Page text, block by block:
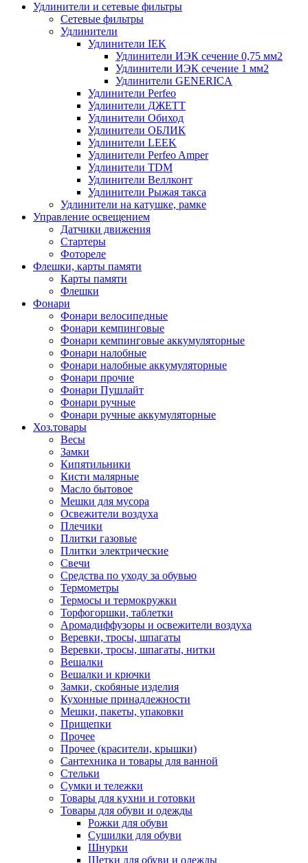
Удлинители и сетевые фильтры
Сетевые фильтры
Удлинители
Удлинители IEK
Удлинители ИЭК сечение 0,75 мм2
Удлинители ИЭК сечение 1 мм2
Удлинители GENERICA
Удлинители Perfeo
Удлинители ДЖЕТТ
Удлинители Обиход
Удлинители ОБЛИК
Удлинители LEEK
Удлинители Perfeo Amper
Удлинители TDM
Удлинители Веллконт
Удлинители Рыжая такса
Удлинители на катушке, рамке
Управление освещением
Датчики движения
Стартеры
Фотореле
Флешки, карты памяти
Карты памяти
Флешки
Фонари
Фонари велосипедные
Фонари кемпинговые
Фонари кемпинговые аккумуляторные
Фонари налобные
Фонари налобные аккумуляторные
Фонари прочие
Фонари Пушлайт
Фонари ручные
Фонари ручные аккумуляторные
Хоз.товары
Весы
Замки
Кипятильники
Кисти малярные
Масло бытовое
Мешки для мусора
Освежители воздуха
Плечики
Плитки газовые
Плитки электрические
Свечи
Средства по уходу за обувью
Термометры
Термосы и термокружки
Торфогоршки, таблетки
Аромадиффузоры и освежители воздуха
Веревки, тросы, шпагаты
Веревки, тросы, шпагаты, нитки
Вешалки
Вешалки и крючки
Замки, скобяные изделия
Кухонные принадлежности
Мешки, пакеты, упаковки
Прищепки
Прочее
Прочее (красители, крышки)
Сантехника и товары для ванной
Стельки
Сумки и тележки
Товары для кухни и готовки
Товары для обуви и одежды
Рожки для обуви
Сушилки для обуви
Шнурки
Щетки для обуви и одежды